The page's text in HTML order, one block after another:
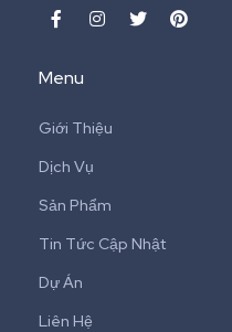
Menu
Giới Thiệu
Dịch Vụ
Sản Phẩm
Tin Tức Cập Nhật
Dự Án
Liên Hệ